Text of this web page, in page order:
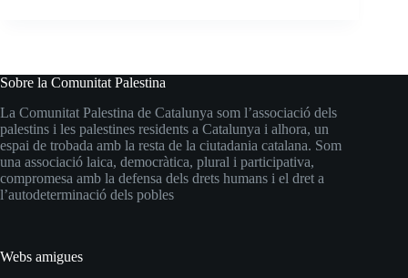
Sobre la Comunitat Palestina
La Comunitat Palestina de Catalunya som l’associació dels
palestins i les palestines residents a Catalunya i alhora, un
espai de trobada amb la resta de la ciutadania catalana. Som
una associació laica, democràtica, plural i participativa,
compromesa amb la defensa dels drets humans i el dret a
l’autodeterminació dels pobles
Webs amigues